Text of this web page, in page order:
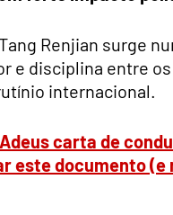
Renjian surge
e disciplina entre
internacional.
Adeus carta de
este documento (e